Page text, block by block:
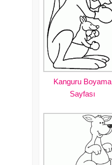
Kanguru Boyama
Sayfası